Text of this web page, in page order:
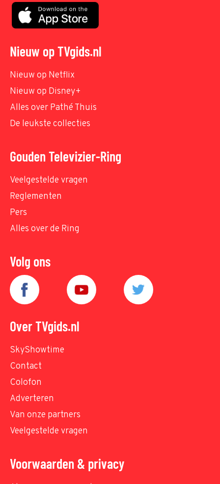
Nieuw op TVgids.nl
Nieuw op Netflix
Nieuw op Disney+
Alles over Pathé Thuis
De leukste collecties
Gouden Televizier-Ring
Veelgestelde vragen
Reglementen
Pers
Alles over de Ring
Volg ons
Over TVgids.nl
SkyShowtime
Contact
Colofon
Adverteren
Van onze partners
Veelgestelde vragen
Voorwaarden & privacy